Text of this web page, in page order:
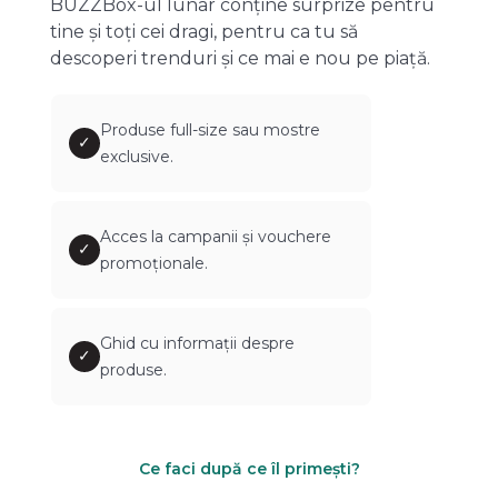
BUZZBox-ul lunar conține surprize pentru
tine și toți cei dragi, pentru ca tu să
descoperi trenduri și ce mai e nou pe piață.
✓
Produse full-size sau mostre
exclusive.
✓
Acces la campanii și vouchere
promoționale.
✓
Ghid cu informații despre
produse.
Ce faci după ce îl primești?